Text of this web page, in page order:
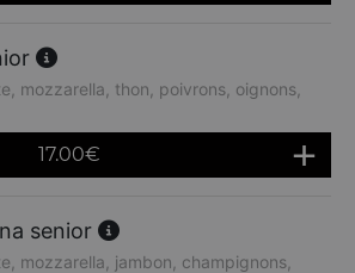
mozzarella, thon, poivrons, oignons,
17.00€
senior
mozzarella, jambon, champignons,